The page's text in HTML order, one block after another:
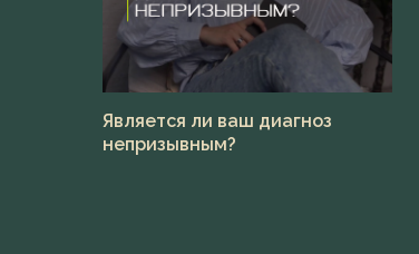
Является ли ваш диагноз
непризывным?